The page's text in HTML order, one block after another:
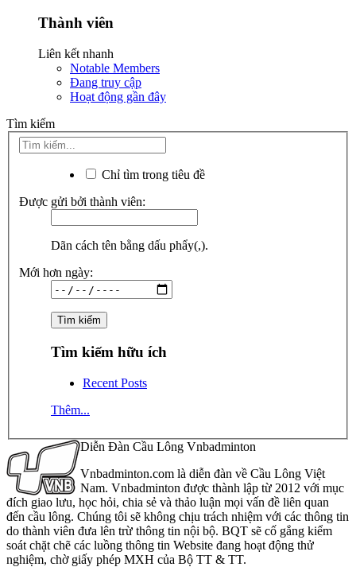
Thành viên
Liên kết nhanh
Notable Members
Đang truy cập
Hoạt động gần đây
Tìm kiếm
Chỉ tìm trong tiêu đề
Được gửi bởi thành viên:
Dãn cách tên bằng dấu phẩy(,).
Mới hơn ngày:
Tìm kiếm hữu ích
Recent Posts
Thêm...
Diễn Đàn Cầu Lông Vnbadminton
Vnbadminton.com là diễn đàn về Cầu Lông Việt
Nam. Vnbadminton được thành lập từ 2012 với mục
đích giao lưu, học hỏi, chia sẻ và thảo luận mọi vấn đề liên quan
đến cầu lông. Chúng tôi sẽ không chịu trách nhiệm với các thông tin
do thành viên đưa lên trừ thông tin nội bộ. BQT sẽ cố gắng kiểm
soát chặt chẽ các luồng thông tin Website đang hoạt động thử
nghiệm, chờ giấy phép MXH của Bộ TT & TT.